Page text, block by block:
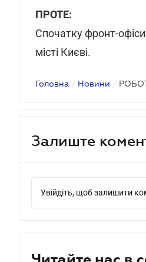
ПРОТЕ:
Спочатку фронт-
місті Києві.
Головна / Новини /
Залиште
Увійдіть, щоб залишити